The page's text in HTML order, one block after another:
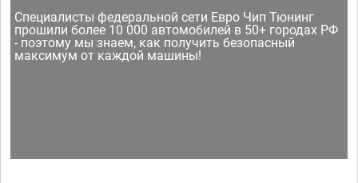
Специалисты федеральной сети Евро Чип Тюнинг
прошили более 10 000 автомобилей в 50+ городах РФ
- поэтому мы знаем, как получить безопасный
максимум от каждой машины!